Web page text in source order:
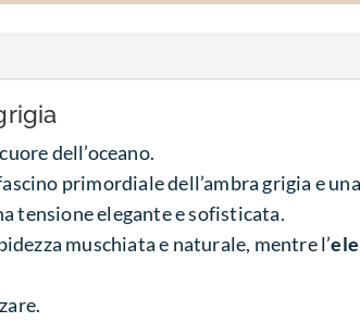
dell’oceano.
fascino primordiale dell’ambra grigia e
tensione elegante e sofisticata.
muschiata e naturale, mentre l’